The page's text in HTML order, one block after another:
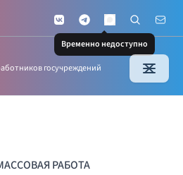
VKontakteTelegramMAX
Временно недоступно
Поиск по
Почта
госучреждений
РАБОТА